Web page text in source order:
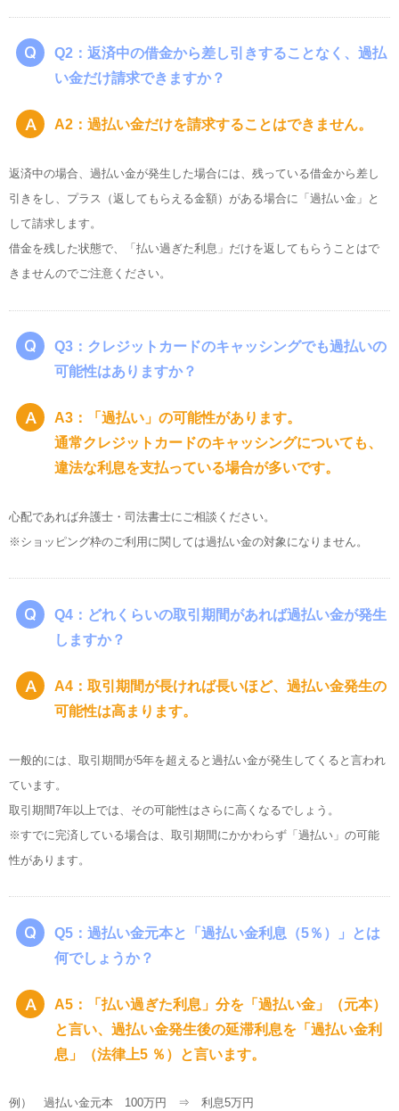
Q2：返済中の借金から差し引きすることなく、過払
い金だけ請求できますか？
A2：過払い金だけを請求することはできません。
返済中の場合、過払い金が発生した場合には、残っている借金から差し
引きをし、プラス（返してもらえる金額）がある場合に「過払い金」と
して請求します。
借金を残した状態で、「払い過ぎた利息」だけを返してもらうことはで
きませんのでご注意ください。
Q3：クレジットカードのキャッシングでも過払いの
可能性はありますか？
A3：「過払い」の可能性があります。
通常クレジットカードのキャッシングについても、
違法な利息を支払っている場合が多いです。
心配であれば弁護士・司法書士にご相談ください。
※ショッピング枠のご利用に関しては過払い金の対象になりません。
Q4：どれくらいの取引期間があれば過払い金が発生
しますか？
A4：取引期間が長ければ長いほど、過払い金発生の
可能性は高まります。
一般的には、取引期間が5年を超えると過払い金が発生してくると言われ
ています。
取引期間7年以上では、その可能性はさらに高くなるでしょう。
※すでに完済している場合は、取引期間にかかわらず「過払い」の可能
性があります。
Q5：過払い金元本と「過払い金利息（5％）」とは
何でしょうか？
A5：「払い過ぎた利息」分を「過払い金」（元本）
と言い、過払い金発生後の延滞利息を「過払い金利
息」（法律上5 ％）と言います。
例） 過払い金元本 100万円 ⇒ 利息5万円